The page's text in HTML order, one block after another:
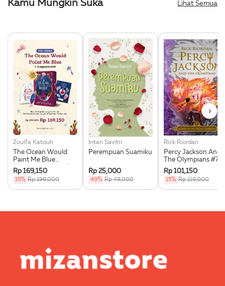
Kamu Mungkin Suka Lihat Semua
Zoulfa Katouh
The Ocean Would
Paint Me Blue
(Illustration Edges) -
Exclusive Pre Order +
Acrylic Bookmark,
Pouch & Sticker Set
Rp 169,150
15% Rp 199,000
Intan Savitri
Perempuan Suamiku
Rp 25,000
49% Rp 49,000
Rick Riordan
Percy Jackson And
The Olympians #7:
Wrath Of The Triple
Goddess
Rp 101,150
15% Rp 119,000
›